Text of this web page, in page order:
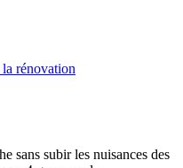
rénovation
sans subir les nuisances des